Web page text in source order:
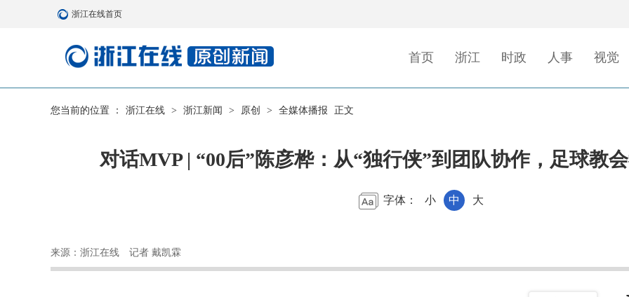
浙江在线首页
首页 浙江 时政 人事 视觉
您当前的位置 ： 浙江在线 > 浙江新闻 > 原创 > 全媒体播报 正文
对话MVP | “00后”陈彦桦：从“独行侠”到团队协作，足球教
字体： 小 中 大
来源：浙江在线 记者 戴凯霖